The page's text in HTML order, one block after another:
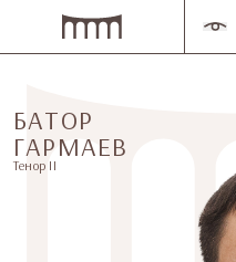
БАТОР
ГАРМАЕВ
Тенор II